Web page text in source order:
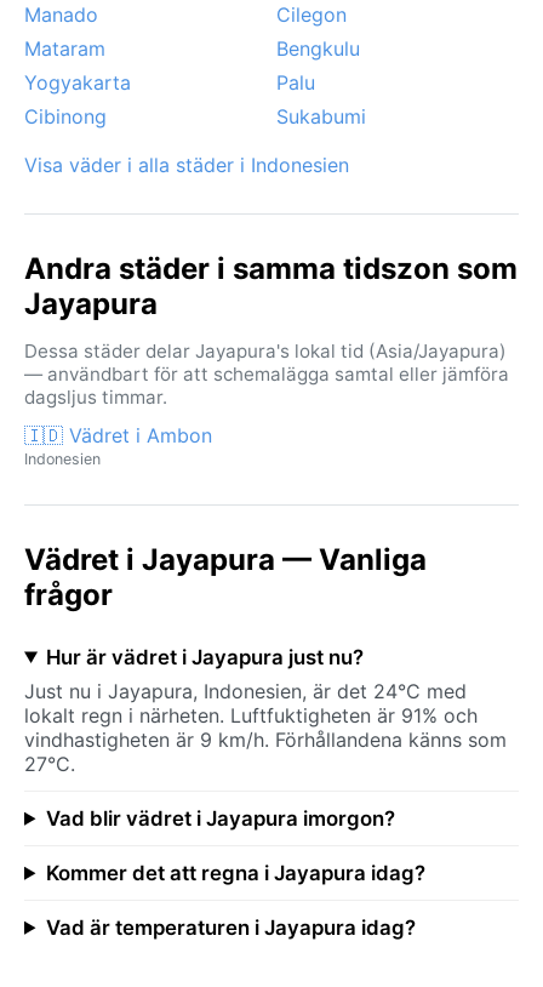
Manado
Cilegon
Mataram
Bengkulu
Yogyakarta
Palu
Cibinong
Sukabumi
Visa väder i alla städer i Indonesien
Andra städer i samma tidszon som
Jayapura
Dessa städer delar Jayapura's lokal tid (Asia/Jayapura)
— användbart för att schemalägga samtal eller jämföra
dagsljus timmar.
🇮🇩 Vädret i Ambon
Indonesien
Vädret i Jayapura — Vanliga
frågor
Hur är vädret i Jayapura just nu?
Just nu i Jayapura, Indonesien, är det 24°C med
lokalt regn i närheten. Luftfuktigheten är 91% och
vindhastigheten är 9 km/h. Förhållandena känns som
27°C.
Vad blir vädret i Jayapura imorgon?
Kommer det att regna i Jayapura idag?
Vad är temperaturen i Jayapura idag?